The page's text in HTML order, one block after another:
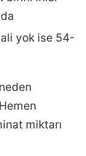
yok ise 54-
miktarı